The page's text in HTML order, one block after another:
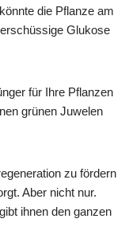
die Pflanze am
Glukose
für Ihre Pflanzen
grünen Juwelen
zu fördern
Aber nicht nur.
ihnen den ganzen